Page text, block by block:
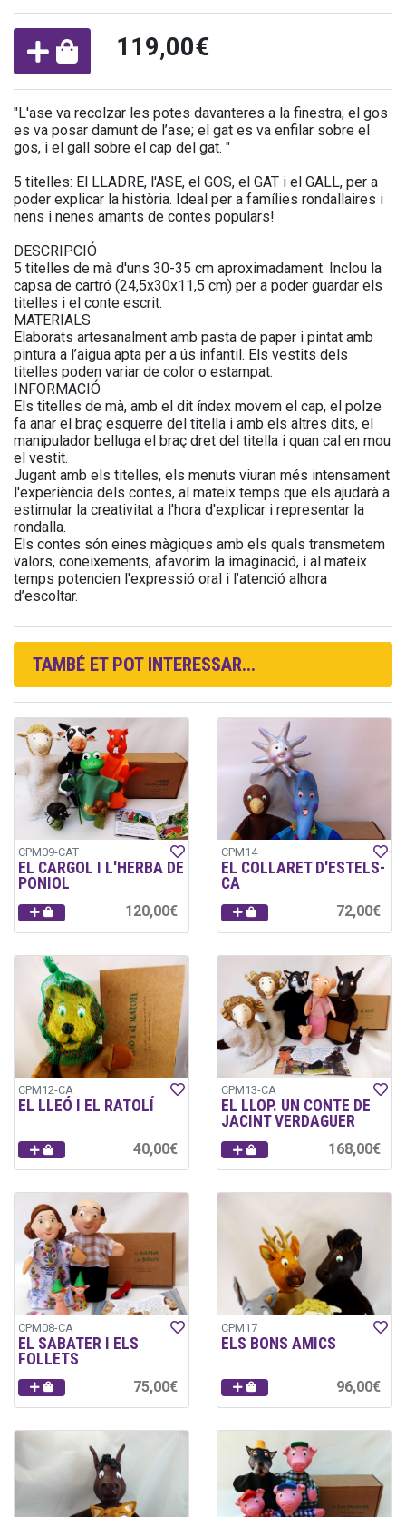
119,00€
"L'ase va recolzar les potes davanteres a la finestra; el gos
es va posar damunt de l’ase; el gat es va enfilar sobre el
gos, i el gall sobre el cap del gat. "
5 titelles: El LLADRE, l'ASE, el GOS, el GAT i el GALL, per a
poder explicar la història. Ideal per a famílies rondallaires i
nens i nenes amants de contes populars!
DESCRIPCIÓ
5 titelles de mà d'uns 30-35 cm aproximadament. Inclou la
capsa de cartró (24,5x30x11,5 cm) per a poder guardar els
titelles i el conte escrit.
MATERIALS
Elaborats artesanalment amb pasta de paper i pintat amb
pintura a l’aigua apta per a ús infantil. Els vestits dels
titelles poden variar de color o estampat.
INFORMACIÓ
Els titelles de mà, amb el dit índex movem el cap, el polze
fa anar el braç esquerre del titella i amb els altres dits, el
manipulador belluga el braç dret del titella i quan cal en mou
el vestit.
Jugant amb els titelles, els menuts viuran més intensament
l'experiència dels contes, al mateix temps que els ajudarà a
estimular la creativitat a l'hora d'explicar i representar la
rondalla.
Els contes són eines màgiques amb els quals transmetem
valors, coneixements, afavorim la imaginació, i al mateix
temps potencien l'expressió oral i l’atenció alhora
d’escoltar.
TAMBÉ ET POT INTERESSAR...
CPM09-CAT
EL CARGOL I L'HERBA DE
PONIOL
120,00€
CPM14
EL COLLARET D'ESTELS-
CA
72,00€
CPM12-CA
EL LLEÓ I EL RATOLÍ
40,00€
CPM13-CA
EL LLOP. UN CONTE DE
JACINT VERDAGUER
168,00€
CPM08-CA
EL SABATER I ELS
FOLLETS
75,00€
CPM17
ELS BONS AMICS
96,00€